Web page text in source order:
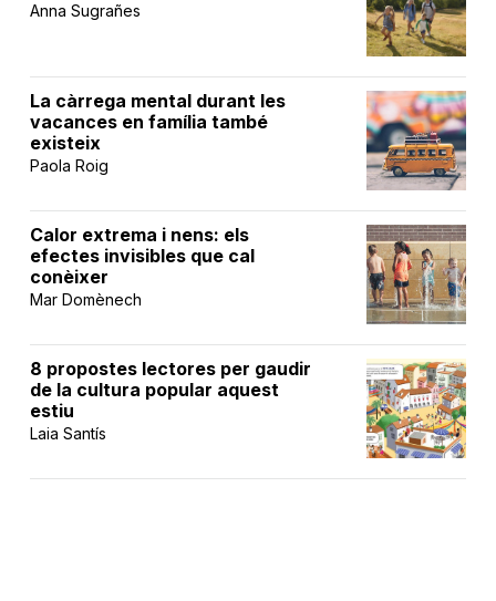
Anna Sugrañes
La càrrega mental durant les
vacances en família també
existeix
Paola Roig
Calor extrema i nens: els
efectes invisibles que cal
conèixer
Mar Domènech
8 propostes lectores per gaudir
de la cultura popular aquest
estiu
Laia Santís